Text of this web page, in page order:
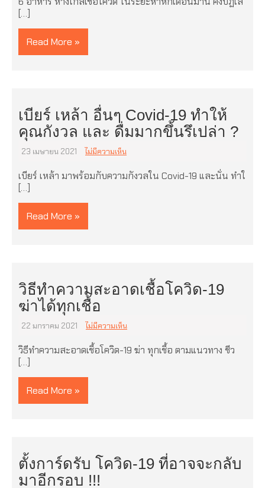
[…]
Read More »
เบียร์ เหล้า อื่นๆ Covid-19 ทำให้
คุณกังวล และ ดื่มมากขึ้นรึเปล่า ?
23 เมษายน 2021 ไม่มีความเห็น
เบียร์ เหล้า มาพร้อมกับความกังวลใน Covid-19 และนั่น ทำใ
[…]
Read More »
วิธีทำความสะอาดเชื้อโควิด-19
ฆ่าได้ทุกเชื้อ
22 มกราคม 2021 ไม่มีความเห็น
วิธีทำความสะอาดเชื้อโควิด-19 ฆ่า ทุกเชื้อ ตามแนวทาง ชีว
[…]
Read More »
ตั้งการ์ดรับ โควิด-19 ที่อาจจะกลับ
มาอีกรอบ !!!